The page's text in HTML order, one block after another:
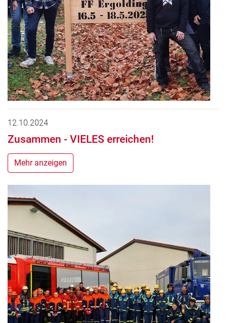
12.10.2024
Zusammen - VIELES erreichen!
Mehr anzeigen